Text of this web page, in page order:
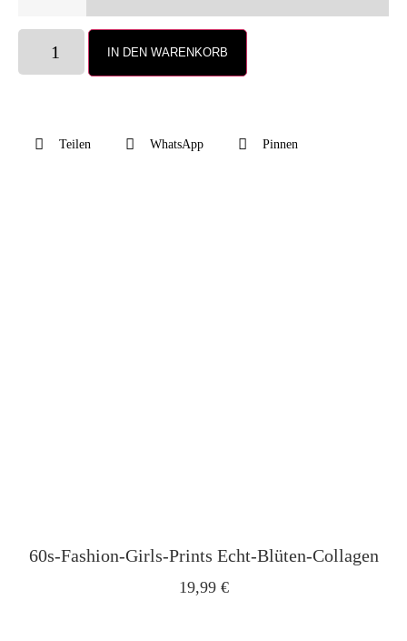
IN DEN WARENKORB
Teilen WhatsApp Pinnen
60s-Fashion-Girls-Prints Echt-Blüten-Collagen
19,99 €